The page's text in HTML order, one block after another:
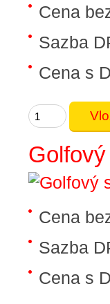
Cena
Sazba
Cena s
Cena
Sazba
Cena s